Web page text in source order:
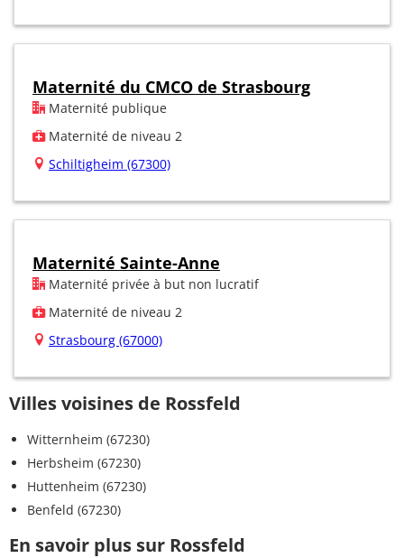
Maternité du CMCO de Strasbourg
Maternité publique
Maternité de niveau 2
Schiltigheim (67300)
Maternité Sainte-Anne
Maternité privée à but non lucratif
Maternité de niveau 2
Strasbourg (67000)
Villes voisines de Rossfeld
Witternheim (67230)
Herbsheim (67230)
Huttenheim (67230)
Benfeld (67230)
En savoir plus sur Rossfeld